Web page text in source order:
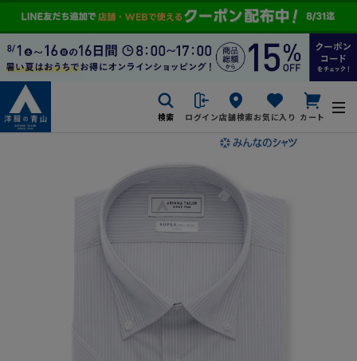
検索 ログイン店舗検索お気に入り カート